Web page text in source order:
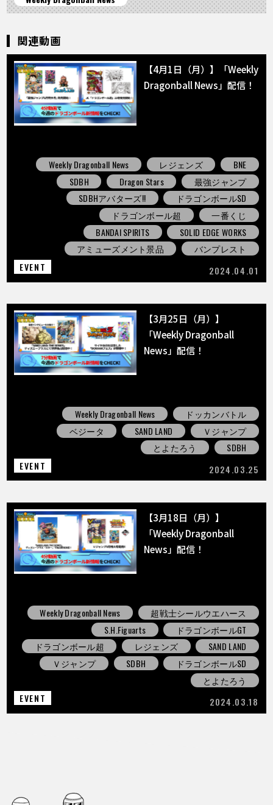
関連動画
【4月1日（月）】「Weekly
Dragonball News」配信！
Weekly Dragonball News レジェンズ
BNE
SDBH
Dragon Stars
最強ジャンプ
SDBHアバターズ!!
ドラゴンボールSD
ドラゴンボール超
一番くじ
BANDAI SPIRITS
SOLID EDGE WORKS
アミューズメント景品
バンプレスト
EVENT
2024.04.01
【3月25日（月）】
「Weekly Dragonball
News」配信！
Weekly Dragonball News
ドッカンバトル
ベジータ
SAND LAND
Ｖジャンプ
とよたろう
SDBH
EVENT
2024.03.25
【3月18日（月）】
「Weekly Dragonball
News」配信！
Weekly Dragonball News
超戦士シールウエハース
S.H.Figuarts
ドラゴンボールGT
ドラゴンボール超
レジェンズ
SAND LAND
Ｖジャンプ
SDBH
ドラゴンボールSD
とよたろう
EVENT
2024.03.18